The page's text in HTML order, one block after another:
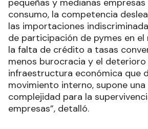
pequeñas y medianas
consumo, la competencia
las importaciones
de participación de pymes en el
la falta de crédito a tasas
menos burocracia y el deterioro
infraestructura económica que
movimiento interno, supone una
complejidad para la
empresas”, detalló.